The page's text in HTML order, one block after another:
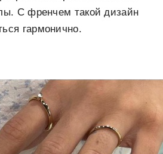
С френчем такой дизайн
гармонично.